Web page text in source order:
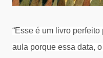
“Esse é um livro
aula porque essa data,